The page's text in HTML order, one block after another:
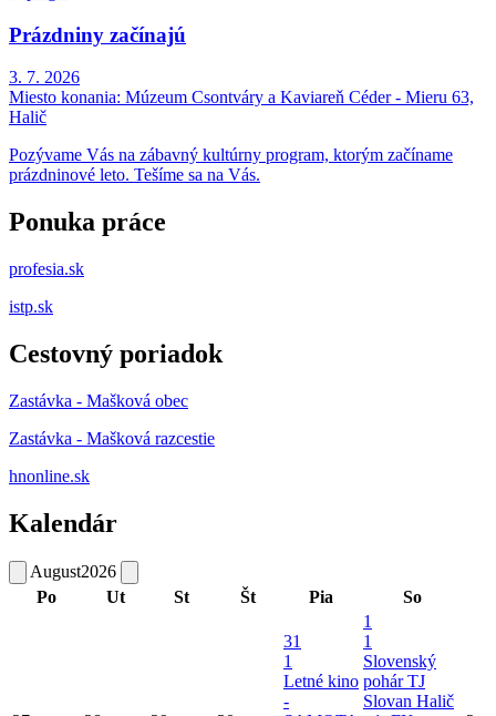
Prázdniny začínajú
3. 7. 2026
Miesto konania: Múzeum Csontváry a Kaviareň Céder - Mieru 63,
Halič
Pozývame Vás na zábavný kultúrny program, ktorým začíname
prázdninové leto. Tešíme sa na Vás.
Ponuka práce
profesia.sk
istp.sk
Cestovný poriadok
Zastávka - Mašková obec
Zastávka - Mašková razcestie
hnonline.sk
Kalendár
August2026
Po
Ut St Št Pia So
31
1
Letné kino
-
1
1
Slovenský
pohár TJ
Slovan Halič